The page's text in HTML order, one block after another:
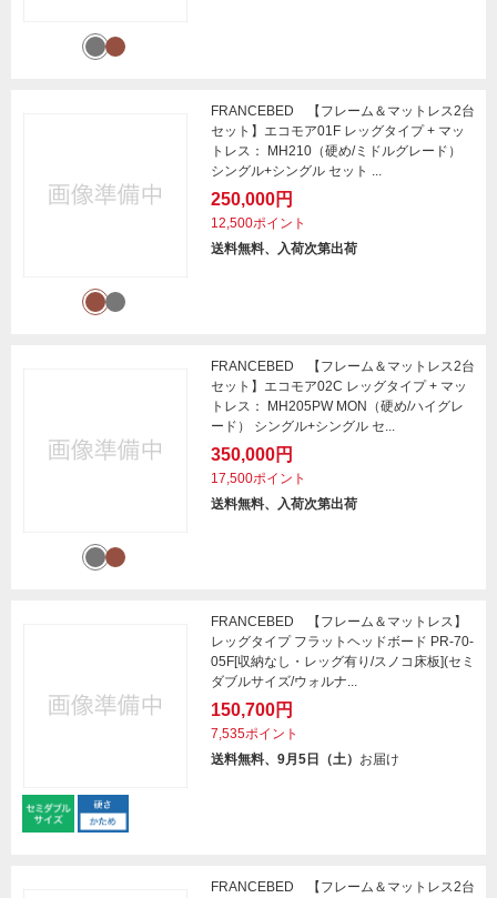
FRANCEBED 【フレーム＆マットレス2台
セット】エコモア01F レッグタイプ + マッ
トレス： MH210（硬め/ミドルグレード）
シングル+シングル セット ...
250,000円
12,500ポイント
送料無料、入荷次第出荷
FRANCEBED 【フレーム＆マットレス2台
セット】エコモア02C レッグタイプ + マッ
トレス： MH205PW MON（硬め/ハイグレ
ード） シングル+シングル セ...
350,000円
17,500ポイント
送料無料、入荷次第出荷
FRANCEBED 【フレーム＆マットレス】
レッグタイプ フラットヘッドボード PR-70-
05F[収納なし・レッグ有り/スノコ床板](セミ
ダブルサイズ/ウォルナ...
150,700円
7,535ポイント
送料無料、9月5日（土） お届け
FRANCEBED 【フレーム＆マットレス2台